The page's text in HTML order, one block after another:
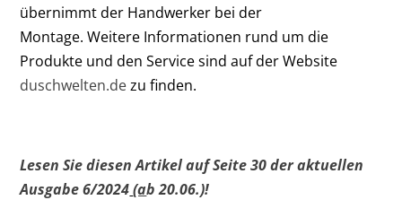
übernimmt der Handwerker bei der
Montage. Weitere Informationen rund um die
Produkte und den Service sind auf der Website
duschwelten.dezu finden.
Lesen Sie diesen Artikel auf Seite 30 der aktuellen
Ausgabe 6/2024 (ab 20.06.)!